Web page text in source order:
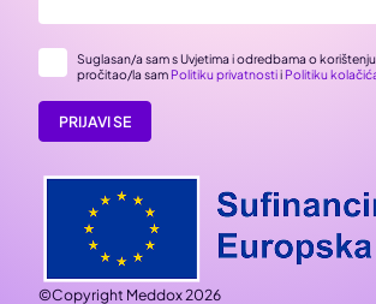
Suglasan/a sam s Uvjetima i odredbama o
pročitao/la sam Politiku privatnostii Politiku
PRIJAVI SE
©Copyright Meddox 2026